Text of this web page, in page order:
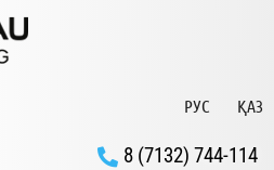
РУС ҚАЗ
8 (7132) 744-114